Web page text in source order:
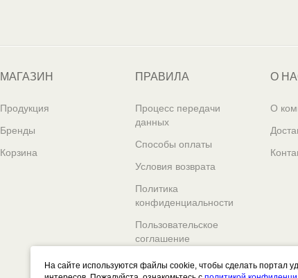
МАГАЗИН
Продукция
Бренды
Корзина
ПРАВИЛА
Процесс передачи
данных
Способы оплаты
Условия возврата
Политика
конфиденциальности
Пользовательское
соглашение
О
О
На сайте используются файлы cookie, чтобы сделать портал